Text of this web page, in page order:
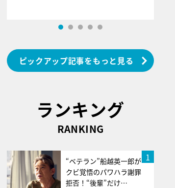
ピックアップ記事をもっと見る
ランキング
RANKING
1
“ベテラン”船越英一郎が
クビ覚悟のパワハラ謝罪
拒否！“後輩”だけ…